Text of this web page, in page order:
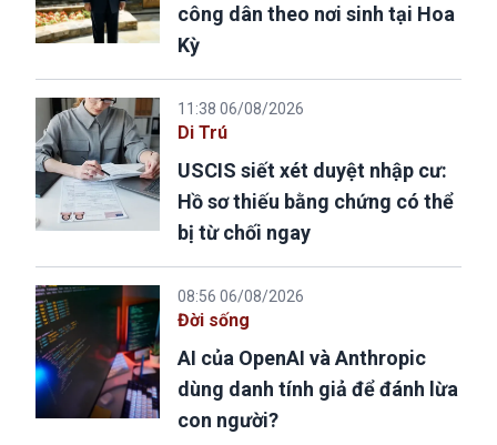
công dân theo nơi sinh tại Hoa
Kỳ
11:38 06/08/2026
Di Trú
USCIS siết xét duyệt nhập cư:
Hồ sơ thiếu bằng chứng có thể
bị từ chối ngay
08:56 06/08/2026
Đời sống
AI của OpenAI và Anthropic
dùng danh tính giả để đánh lừa
con người?